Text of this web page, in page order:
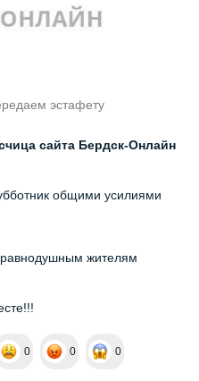
эстафету
сайта Бердск-Онлайн
общими усилиями
жителям
0 0 0